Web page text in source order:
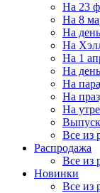
На 23
На 8
На
На
На 1
На
На
На
На
Все из
Распродажа
Все из
Новинки
Все из